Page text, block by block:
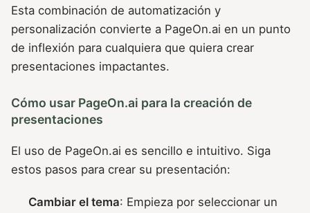
Esta combinación de automatización y
personalización convierte a PageOn.ai en un punto
de inflexión para cualquiera que quiera crear
presentaciones impactantes.
Cómo usar PageOn.ai para la creación de
presentaciones
El uso de PageOn.ai es sencillo e intuitivo. Siga
estos pasos para crear su presentación:
Cambiar el tema: Empieza por seleccionar un